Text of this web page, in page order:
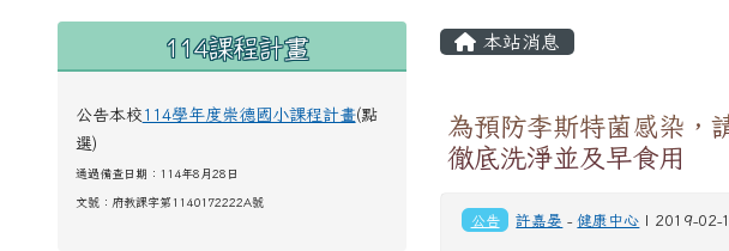
左邊區域內容
114課程計畫
公告本校 114學年度崇德國小課程計畫(點
選)
通過備查日期：114年8月28日
文號： 府教課字第1140172222A號
主內容區域
本站消息
為預防李斯特菌感染，
徹底洗淨並及早食用
公告 許嘉晏 -健康中心 | 2019-02-
頁尾區域